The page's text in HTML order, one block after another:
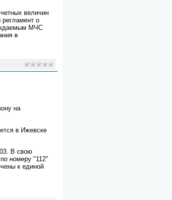
величин
о
МЧС
в
на
в Ижевске
В свою
номеру "112"
к единой